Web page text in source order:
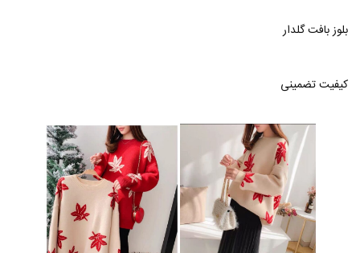
بلوز بافت گلدار
کیفیت تضمینی